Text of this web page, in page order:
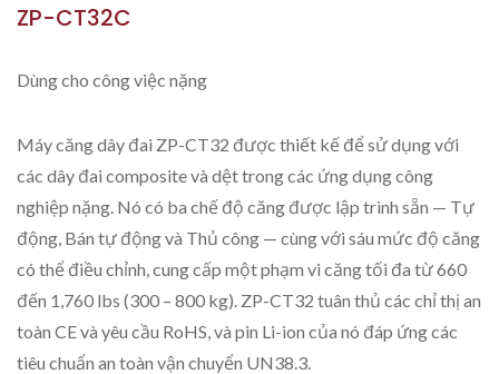
ZP-CT32C
Dùng cho công việc nặng
Máy căng dây đai ZP-CT32 được thiết kế để sử dụng với
các dây đai composite và dệt trong các ứng dụng công
nghiệp nặng. Nó có ba chế độ căng được lập trình sẵn — Tự
động, Bán tự động và Thủ công — cùng với sáu mức độ căng
có thể điều chỉnh, cung cấp một phạm vi căng tối đa từ 660
đến 1,760 lbs (300 – 800 kg). ZP-CT32 tuân thủ các chỉ thị an
toàn CE và yêu cầu RoHS, và pin Li-ion của nó đáp ứng các
tiêu chuẩn an toàn vận chuyển UN38.3.